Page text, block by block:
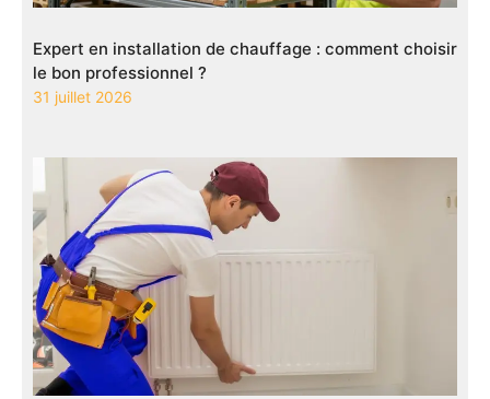
Expert en installation de chauffage : comment choisir
le bon professionnel ?
31 juillet 2026